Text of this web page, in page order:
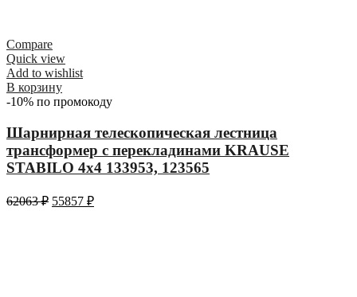
Compare
Quick view
Add to wishlist
В корзину
-10% по промокоду
Шарнирная телескопическая лестница
трансформер с перекладинами KRAUSE
STABILO 4х4 133953, 123565
62063₽ 55857 ₽